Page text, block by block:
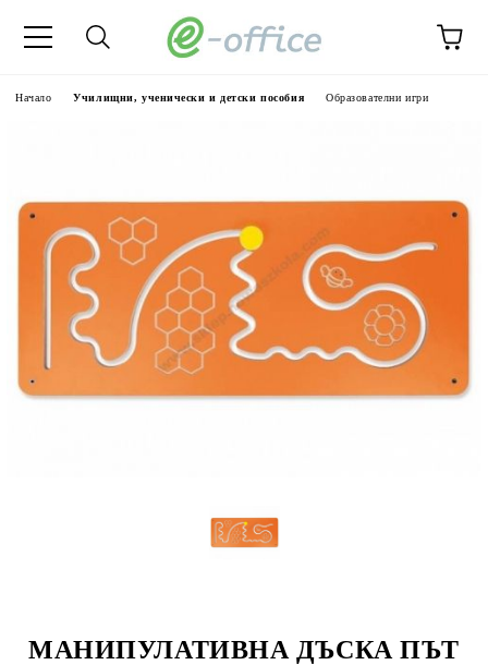
Начало Училищни, ученически и детски пособия Образователни игри
МАНИПУЛАТИВНА ДЪСКА ПЪТ